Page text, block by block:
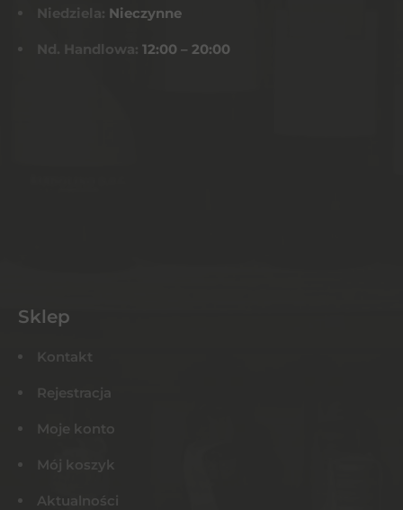
Niedziela: Nieczynne
Nd. Handlowa: 12:00 – 20:00
Sklep
Kontakt
Rejestracja
Moje konto
Mój koszyk
Aktualności